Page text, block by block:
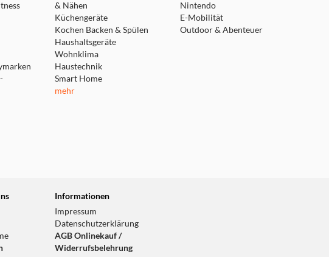
& Nähen
Küchengeräte
Kochen Backen & Spülen
Haushaltsgeräte
Wohnklima
Haustechnik
Smart Home
mehr
Nintendo
E-Mobilität
Outdoor & Abenteuer
Informationen
Impressum
Datenschutzerklärung
AGB Onlinekauf /
Widerrufsbelehrung